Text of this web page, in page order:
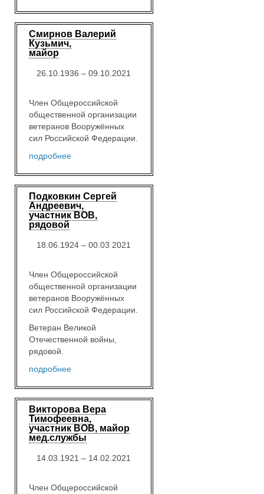
Смирнов Валерий
Кузьмич,
майор
26.10.1936 – 09.10.2021
Член Общероссийской
общественной организации
ветеранов Вооружённых
сил Российской Федерации.
подробнее
Подковкин Сергей
Андреевич,
участник ВОВ,
рядовой
18.06.1924 – 00.03 2021
Член Общероссийской
общественной организации
ветеранов Вооружённых
сил Российской Федерации.
Ветеран Великой
Отечественной войны,
рядовой.
подробнее
Викторова Вера
Тимофеевна,
участник ВОВ, майор
мед.службы
14.03.1921 – 14.02.2021
Член Общероссийской